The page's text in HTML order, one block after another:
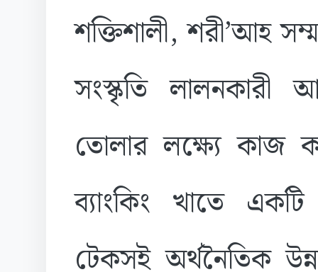
শক্তিশালী, শরী’আহ
সংস্কৃতি লালনকারী
তোলার লক্ষ্যে কাজ
ব্যাংকিং খাতে একটি
টেকসই অর্থনৈতিক